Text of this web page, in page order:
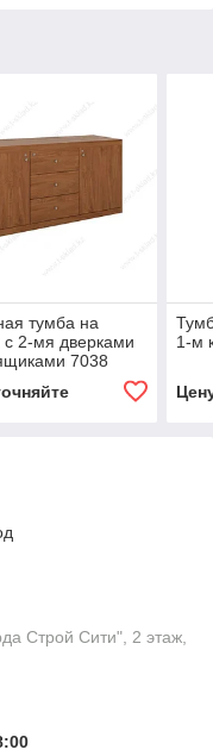
тумба на
с 2-мя дверками
7038
1-м
Строй Сити", 2 этаж,